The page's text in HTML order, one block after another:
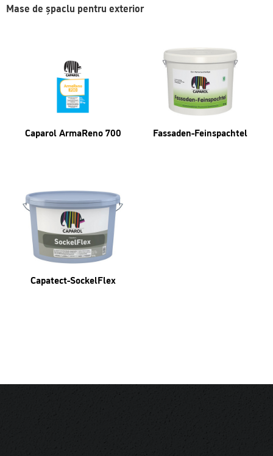
Mase de șpaclu pentru exterior
Caparol ArmaReno 700 Fassaden-Feinspachtel
Capatect-SockelFlex